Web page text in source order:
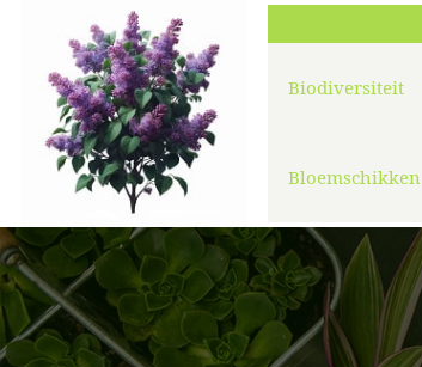
Biodiversiteit
Bloemschikken